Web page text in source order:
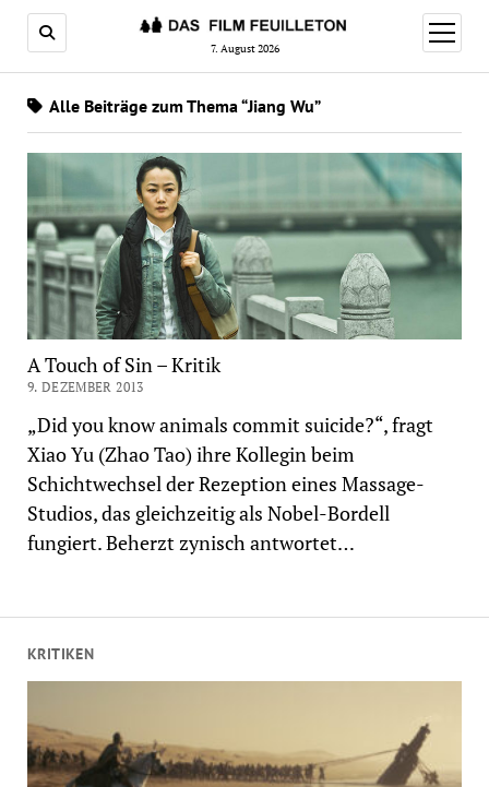
7. August 2026
Menü
öffnen
KRITIKEN
Alle Beiträge zum Thema “Jiang Wu”
A Touch of Sin – Kritik
9. DEZEMBER 2013
„Did you know animals commit suicide?“, fragt
Xiao Yu (Zhao Tao) ihre Kollegin beim
Schichtwechsel der Rezeption eines Massage-
Studios, das gleichzeitig als Nobel-Bordell
fungiert. Beherzt zynisch antwortet…